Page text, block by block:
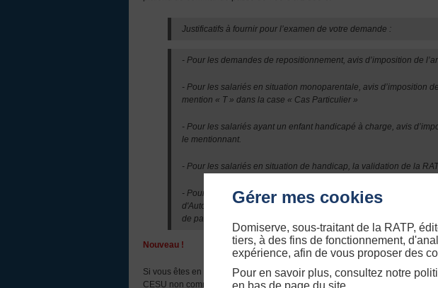
Justificatifs à fournir pour l’examen de votre demande :
- Pour les demandes de repositionnement, avis d’imposition de
- Pour les salariés en situation monoparentale, avis d’imposition
mention « T » dans la case « Cas Particulier »
- Pour les salariés ayant un enfant handicapé à charge, avis
le mentionnant.
- Pour les salariés en situation de handicap, la validation de la
- Pour les salariés en situation d'aidant familial, la notification de
d'Autonomie (APA) en cours de validité et une déclaration sur
de parenté (ascendant du 1er degré, parent) avec la personne
Nouveau !
Si vous êtes en situation monoparentale, vous avez la possibilité de
CESU non commandés en année N-1.
Gérer mes cookies
Domiserve, sous-traitant de la RATP,
tiers, à des fins de fonctionnement,
expérience, afin de vous proposer des
Pour en savoir plus, consultez notre
en bas de page du site.